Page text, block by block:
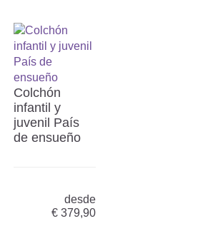
Colchón
infantil y
juvenil País
de ensueño
desde
€ 379,90